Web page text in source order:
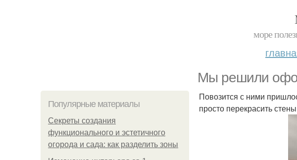
море
Мы решили
Популярные материалы
Секреты создания
функционального и эстетичного
огорода и сада: как разделить зоны
Повозится с ними
просто перекрасить